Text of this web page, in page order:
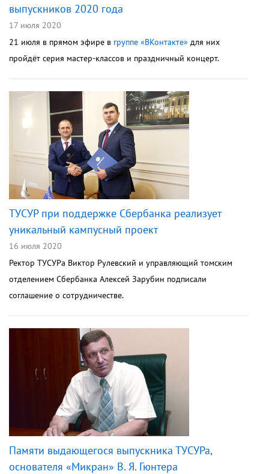
выпускников 2020 года
17 июля 2020
21 июля в прямом эфире в группе «ВКонтакте» для них
пройдёт серия мастер-классов и праздничный концерт.
ТУСУР при поддержке Сбербанка реализует
уникальный кампусный проект
16 июля 2020
Ректор ТУСУРа Виктор Рулевский и управляющий томским
отделением Сбербанка Алексей Зарубин подписали
соглашение о сотрудничестве.
Памяти выдающегося выпускника ТУСУРа,
основателя «Микран» В. Я. Гюнтера